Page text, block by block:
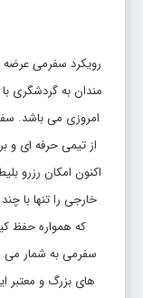
تاریخ رفت:
شیراز
شیراز
SYZ
رویکرد سفرمی عرضه
مندان به گردشگری
امروزی می باشد.
از تیمی حرفه ای و
اکنون امکان رزرو
خارجی را تنها با
که همواره حفظ
سفرمی به شمار می
های بزرگ و معتبر